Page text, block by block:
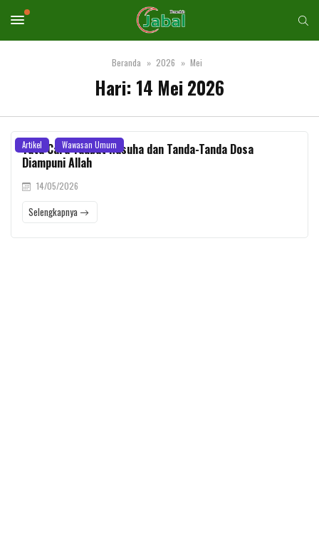
Beranda 2026 Mei
Hari: 14 Mei 2026
Artikel Wawasan Umum
Tata Cara Taubat Nasuha dan Tanda-Tanda Dosa
Diampuni Allah
14/05/2026
Selengkapnya